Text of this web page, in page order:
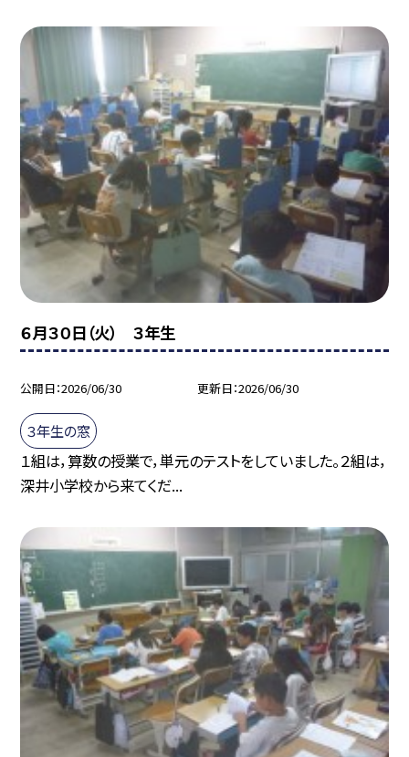
６月３０日（火） ３年生
公開日 2026/06/30 更新日 2026/06/30
３年生の窓
１組は，算数の授業で，単元のテストをしていました。２組は，
深井小学校から来てくだ...